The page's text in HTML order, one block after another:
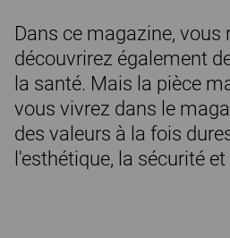
Dans ce magazine,
découvrirez également
la santé. Mais la pièce
vous vivrez dans le
des valeurs à la fois
l'esthétique, la sécurité